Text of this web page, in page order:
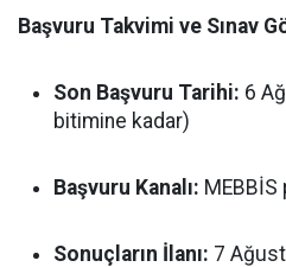
Başvuru Takvimi ve Sınav
Son Başvuru Tarihi: 6
bitimine kadar)
Başvuru Kanalı: MEBBİS
Sonuçların İlanı: 7